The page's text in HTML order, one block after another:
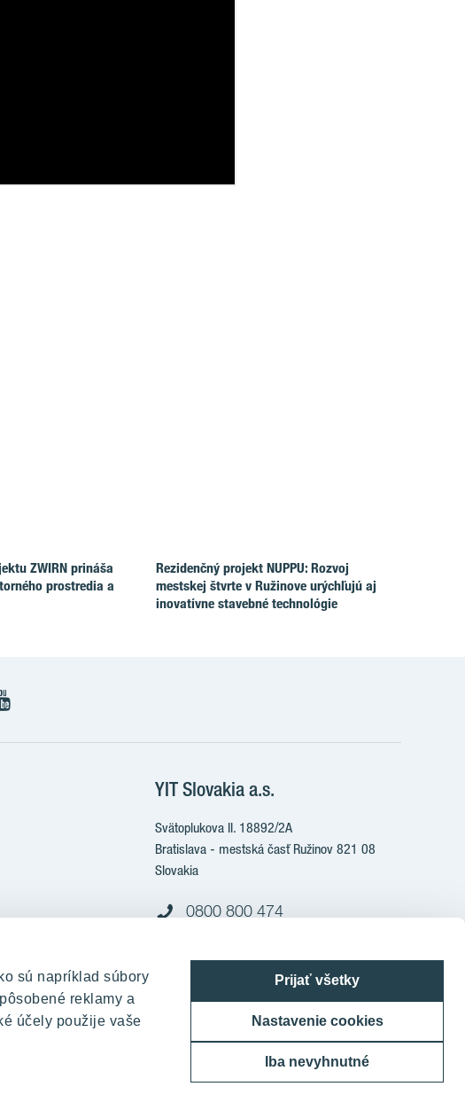
sú napríklad súbory
reklamy a
účely použije vaše
Prijať všetky
Nastavenie cookies
Iba nevyhnutné
ZWIRN prináša
prostredia a
Rezidenčný projekt NUPPU: Rozvoj
mestskej štvrte v Ružinove urýchľujú aj
inovatívne stavebné technológie
YIT Slovakia a.s.
Svätoplukova II. 18892/2A
Bratislava - mestská časť Ružinov 821 08
Slovakia
0800 800 474
Pre volania zo zahraničia:
+421 903 999 333